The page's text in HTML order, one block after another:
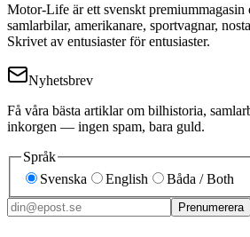
Motor-Life är ett svenskt premiummagasin
samlarbilar, amerikanare, sportvagnar,
Skrivet av entusiaster för entusiaster.
Nyhetsbrev
Få våra bästa artiklar om bilhistoria,
inkorgen — ingen spam, bara guld.
Språk
Svenska
English Båda / Both
Prenumerera